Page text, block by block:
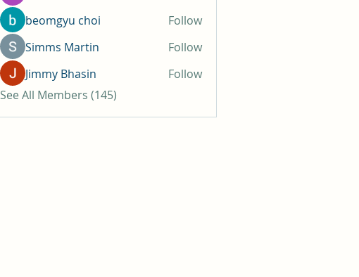
beomgyu choi
Follow
Simms Martin
Follow
Jimmy Bhasin
Follow
See All Members (145)